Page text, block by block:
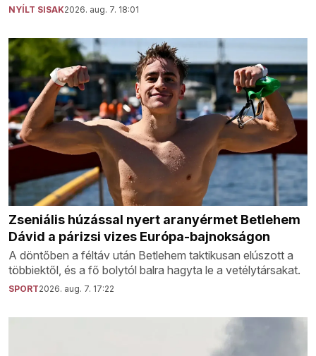
NYÍLT SISAK2026. aug. 7. 18:01
Zseniális húzással nyert aranyérmet Betlehem
Dávid a párizsi vizes Európa-bajnokságon
A döntőben a féltáv után Betlehem taktikusan elúszott a
többiektől, és a fő bolytól balra hagyta le a vetélytársakat.
SPORT2026. aug. 7. 17:22